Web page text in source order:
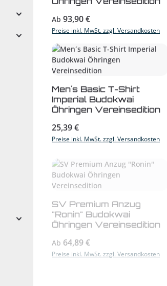
Regulärer Preis:
Ab 93,90 €
Preise inkl. MwSt. zzgl. Versandkosten
Men´s Basic T-Shirt
Imperial Budokwai
Öhringen Vereinsedition
Regulärer Preis:
25,39 €
Preise inkl. MwSt. zzgl. Versandkosten
"Ronin" Budokwai
Öhringen Vereinsedition
Preise inkl. MwSt. zzgl. Versandkosten